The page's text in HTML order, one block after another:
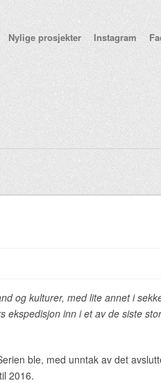
Nylige prosjekter Instagram
og kulturer, med lite annet i
inn i et av de siste
ble, med unntak av det
2016.